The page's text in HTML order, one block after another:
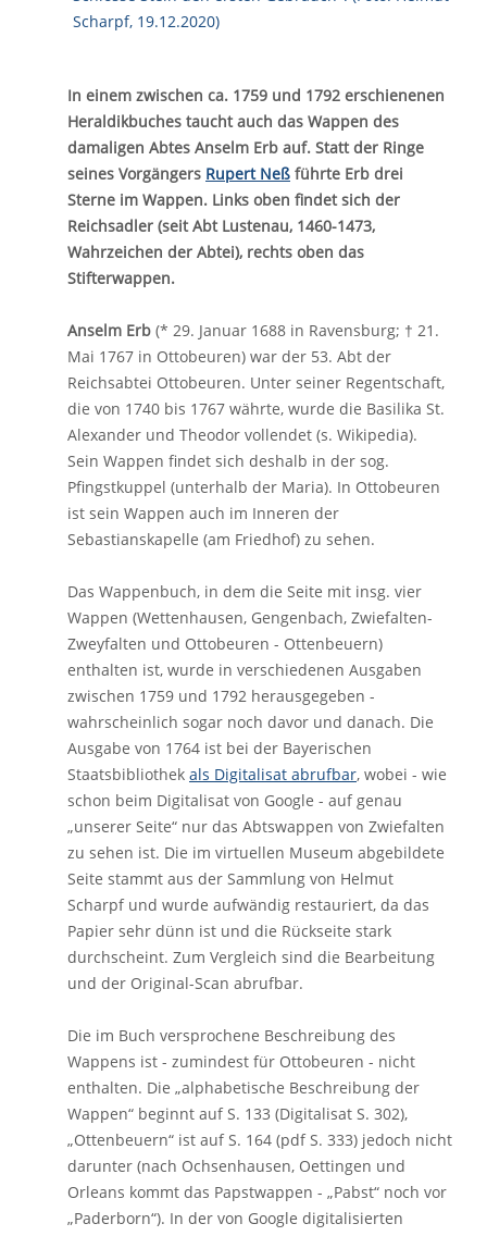
In einem zwischen ca. 1759 und 1792 erschienenen
Heraldikbuches taucht auch das Wappen des
damaligen Abtes Anselm Erb auf. Statt der Ringe
seines Vorgängers Rupert Neß führte Erb drei
Sterne im Wappen. Links oben findet sich der
Reichsadler (seit Abt Lustenau, 1460-1473,
Wahrzeichen der Abtei), rechts oben das
Stifterwappen.
Anselm Erb (* 29. Januar 1688 in Ravensburg; † 21.
Mai 1767 in Ottobeuren) war der 53. Abt der
Reichsabtei Ottobeuren. Unter seiner Regentschaft,
die von 1740 bis 1767 währte, wurde die Basilika St.
Alexander und Theodor vollendet (s. Wikipedia).
Sein Wappen findet sich deshalb in der sog.
Pfingstkuppel (unterhalb der Maria). In Ottobeuren
ist sein Wappen auch im Inneren der
Sebastianskapelle (am Friedhof) zu sehen.
Das Wappenbuch, in dem die Seite mit insg. vier
Wappen (Wettenhausen, Gengenbach, Zwiefalten-
Zweyfalten und Ottobeuren - Ottenbeuern)
enthalten ist, wurde in verschiedenen Ausgaben
zwischen 1759 und 1792 herausgegeben -
wahrscheinlich sogar noch davor und danach. Die
Ausgabe von 1764 ist bei der Bayerischen
Staatsbibliothek als Digitalisat abrufbar, wobei - wie
schon beim Digitalisat von Google - auf genau
„unserer Seite“ nur das Abtswappen von Zwiefalten
zu sehen ist. Die im virtuellen Museum abgebildete
Seite stammt aus der Sammlung von Helmut
Scharpf und wurde aufwändig restauriert, da das
Papier sehr dünn ist und die Rückseite stark
durchscheint. Zum Vergleich sind die Bearbeitung
und der Original-Scan abrufbar.
Die im Buch versprochene Beschreibung des
Wappens ist - zumindest für Ottobeuren - nicht
enthalten. Die „alphabetische Beschreibung der
Wappen“ beginnt auf S. 133 (Digitalisat S. 302),
„Ottenbeuern“ ist auf S. 164 (pdf S. 333) jedoch nicht
darunter (nach Ochsenhausen, Oettingen und
Orleans kommt das Papstwappen - „Pabst“ noch vor
„Paderborn“). In der von Google digitalisierten